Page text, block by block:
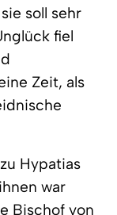
soll sehr
fiel
Zeit, als
Hypatias
war
Bischof von